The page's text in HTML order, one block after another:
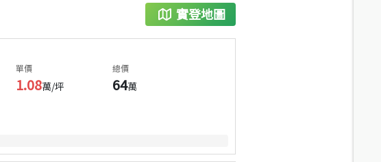
實登地圖
單價
1.08萬/坪
總價
64萬